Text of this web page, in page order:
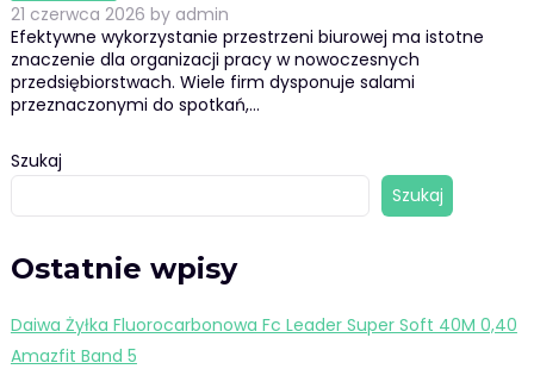
21 czerwca 2026 by admin
Efektywne wykorzystanie przestrzeni biurowej ma istotne
znaczenie dla organizacji pracy w nowoczesnych
przedsiębiorstwach. Wiele firm dysponuje salami
przeznaczonymi do spotkań,…
Szukaj
Szukaj
Ostatnie wpisy
Daiwa Żyłka Fluorocarbonowa Fc Leader Super Soft 40M 0,40
Amazfit Band 5